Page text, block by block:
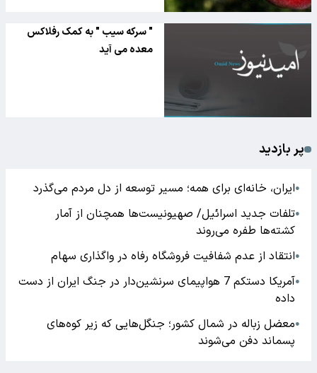
" سرکه سیب " به کمک رفلاکس
معده می آید
پر بازدید
●ایران، خانه‌ای برای همه؛ مسیر توسعه از دل مردم می‌گذرد
●تلفات جدید اسرائیل/ صهیونیست‌ها همچنان از آمار
کشته‌ها طفره می‌روند
●انتقاد از عدم شفافیت فروشگاه رفاه در واگذاری سهام
●
آمریکا دستکم 7 هواپیمای سرنشین‌دار در جنگ ایران از دست
داده
●معضل زباله در شمال کشور؛ جنگل‌هایی که زیر کوه‌های
پسماند دفن می‌شوند